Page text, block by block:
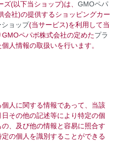
(以下当ショップ)は、 GMOペパ
会社)の提供するショッピングカー
ョップ(当サービス)を利用して当
ペパボ株式会社の定めたプラ
人情報の取扱いを行います。
個人に関する情報であって、当該
その他の記述等により特定の個
、及び他の情報と容易に照合す
の個人を識別することができる